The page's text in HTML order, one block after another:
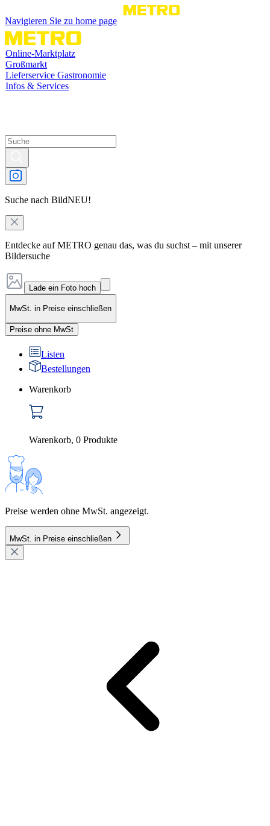
Navigieren Sie zu home page
Online-Marktplatz
Großmarkt
Lieferservice Gastronomie
Infos & Services
Suche nach BildNEU!
Entdecke auf METRO genau das, was du suchst – mit unserer
Bildersuche
Lade ein Foto hoch
MwSt. in Preise einschließen
Preise ohne MwSt
Listen
Bestellungen
Warenkorb
Warenkorb, 0 Produkte
Preise werden ohne MwSt. angezeigt.
MwSt. in Preise einschließen